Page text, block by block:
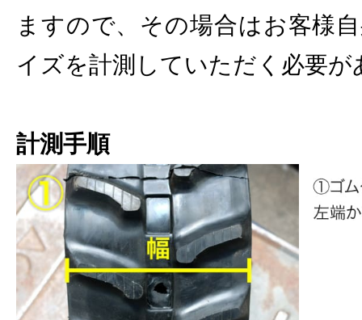
ますので、その場合はお客様
イズを計測していただく必要が
計測手順